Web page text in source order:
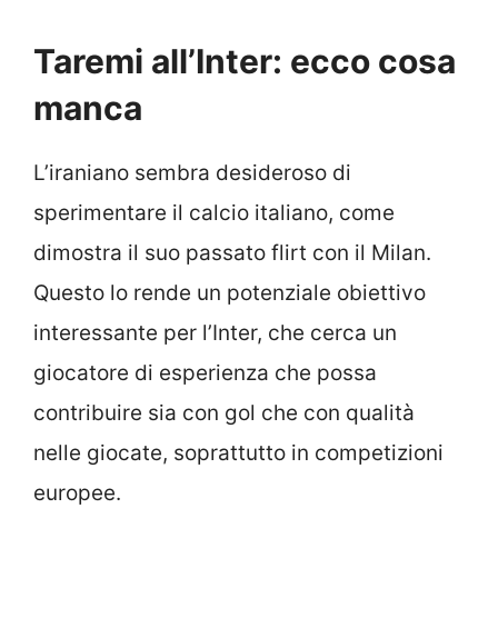
Taremi all’Inter: ecco cosa
manca
L’iraniano sembra desideroso di
sperimentare il calcio italiano, come
dimostra il suo passato flirt con il Milan.
Questo lo rende un potenziale obiettivo
interessante per l’Inter, che cerca un
giocatore di esperienza che possa
contribuire sia con gol che con qualità
nelle giocate, soprattutto in competizioni
europee.